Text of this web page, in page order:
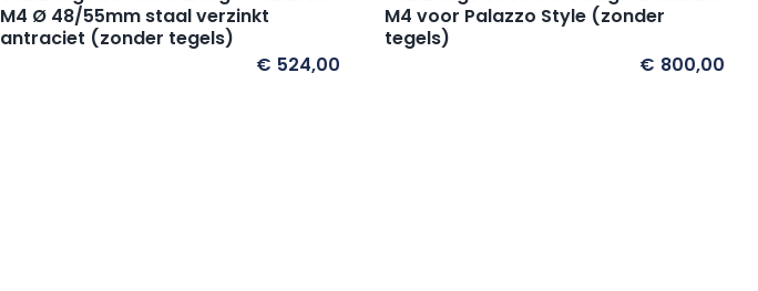
M4 Ø 48/55mm staal verzinkt
antraciet (zonder tegels)
€ 524,00
M4 voor Palazzo Style (zonder
tegels)
€ 800,00